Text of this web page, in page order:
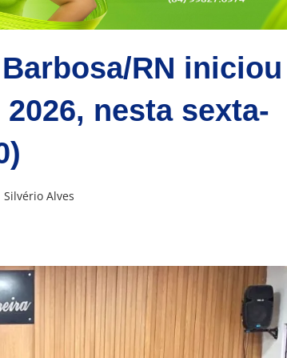
RN iniciou
nesta sexta-
Silvério Alves